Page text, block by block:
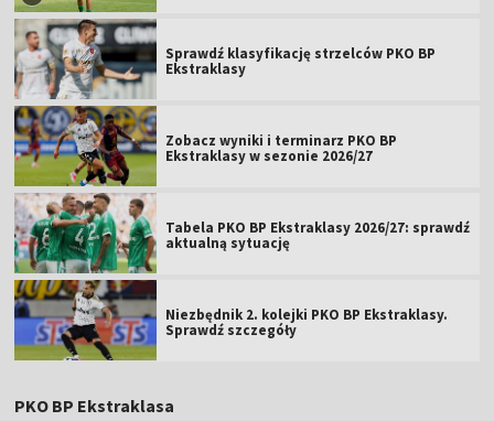
Sprawdź klasyfikację strzelców PKO BP
Ekstraklasy
Zobacz wyniki i terminarz PKO BP
Ekstraklasy w sezonie 2026/27
Tabela PKO BP Ekstraklasy 2026/27: sprawdź
aktualną sytuację
Niezbędnik 2. kolejki PKO BP Ekstraklasy.
Sprawdź szczegóły
PKO BP Ekstraklasa